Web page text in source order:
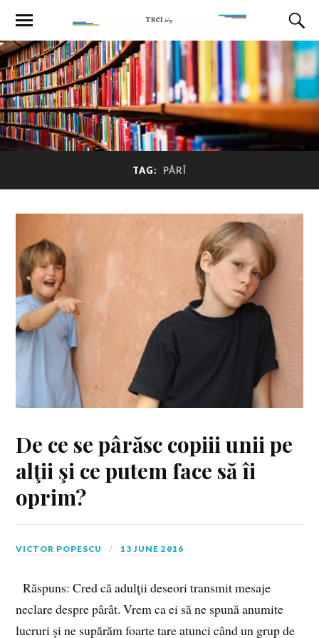
TAG: PÂRÎ
De ce se pârăsc copiii unii pe
alţii şi ce putem face să îi
oprim?
VICTOR POPESCU 13 JUNE 2016
Răspuns: Cred că adulţii deseori transmit mesaje
neclare despre pârât. Vrem ca ei să ne spună anumite
lucruri şi ne supărăm foarte tare atunci când un grup de